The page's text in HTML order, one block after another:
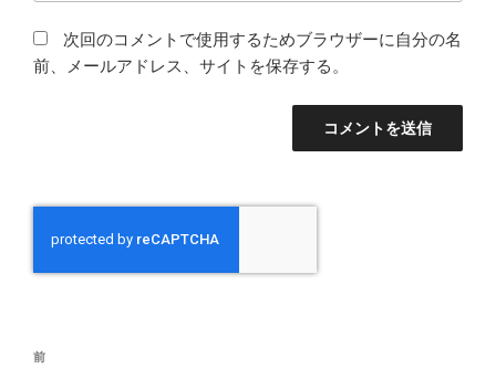
次回のコメントで使用するためブラウザーに自分の名
前、メールアドレス、サイトを保存する。
投
前
前